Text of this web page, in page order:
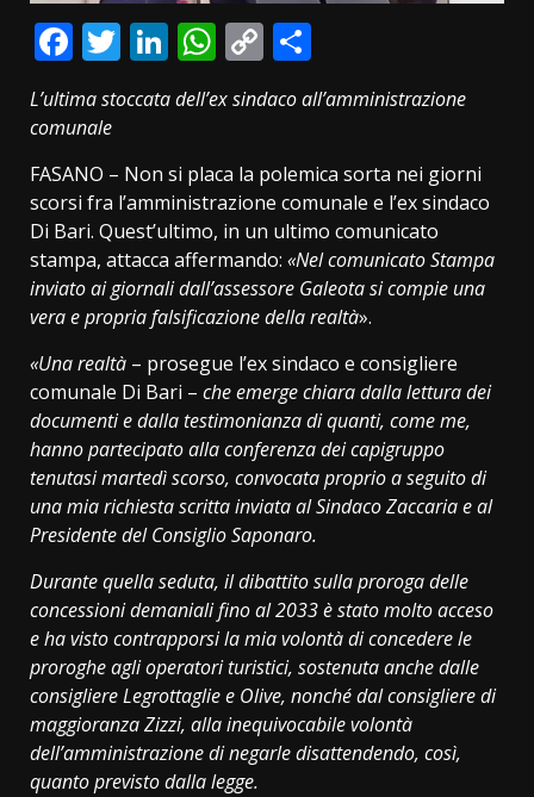
Facebook
Twitter
LinkedIn
WhatsApp
Copy
Link
L’ultima stoccata dell’ex sindaco all’amministrazione
comunale
FASANO – Non si placa la polemica sorta nei giorni
scorsi fra l’amministrazione comunale e l’ex sindaco
Di Bari. Quest’ultimo, in un ultimo comunicato
stampa, attacca affermando: «Nel comunicato Stampa
inviato ai giornali dall’assessore Galeota si compie una
vera e propria falsificazione della realtà».
«Una realtà – prosegue l’ex sindaco e consigliere
comunale Di Bari – che emerge chiara dalla lettura dei
documenti e dalla testimonianza di quanti, come me,
hanno partecipato alla conferenza dei capigruppo
tenutasi martedì scorso, convocata proprio a seguito di
una mia richiesta scritta inviata al Sindaco Zaccaria e al
Presidente del Consiglio Saponaro.
Durante quella seduta, il dibattito sulla proroga delle
concessioni demaniali fino al 2033 è stato molto acceso
e ha visto contrapporsi la mia volontà di concedere le
proroghe agli operatori turistici, sostenuta anche dalle
consigliere Legrottaglie e Olive, nonché dal consigliere di
maggioranza Zizzi, alla inequivocabile volontà
dell’amministrazione di negarle disattendendo, così,
quanto previsto dalla legge.